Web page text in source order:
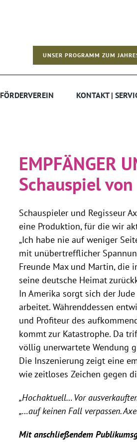
UNSER PROGRAMM ZUM
FÖRDERVEREIN KONTAKT |
EMPFÄNGER
Schauspiel
Schauspieler und Regisseur
eine Produktion, für die wir
„Ich habe nie auf weniger
mit unübertrefflicher
Freunde Max und Martin, die
seine deutsche Heimat
In Amerika sorgt sich der
arbeitet. Währenddessen
und Profiteur des
kommt zur Katastrophe. Da
völlig unerwartete Wendung
Die Inszenierung zeigt eine
wie zeitloses Zeichen gegen
„Hochaktuell… Vor
„…auf keinen Fall verpassen.
Mit anschließendem